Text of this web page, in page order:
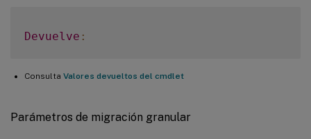
Devuelve :
Consulta Valores devueltos del cmdlet
Parámetros de migración granular